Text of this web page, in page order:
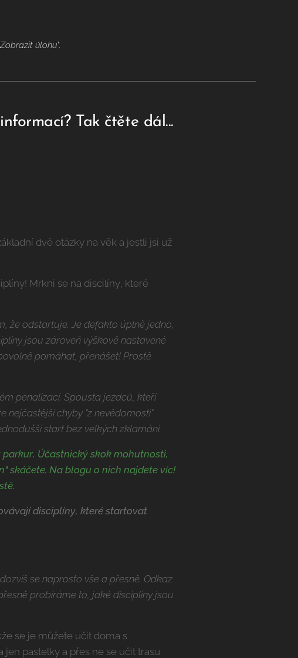
úlohu".
Tak čtěte dál...
dvě otázky na věk a jestli jsi už
Mrkni se na discilíny, které
že odstartuje. Je defakto úplně jedno,
jsou zároveň výškově nastavené
pomáhat, přenášet! Prostě
penalizací. Spousta jezdců, kteří
nejčastější chyby "z nevědomosti"
start bez velkých zklamání.
Účastnický skok mohutnosti,
skáčete. Na blogu o nich najdete víc!
disciplíny, které startovat
se naprosto vše a přesně. Odkaz
probíráme to, jaké disciplíny jsou
se je můžete učit doma s
pastelky a přes ne se učit trasu